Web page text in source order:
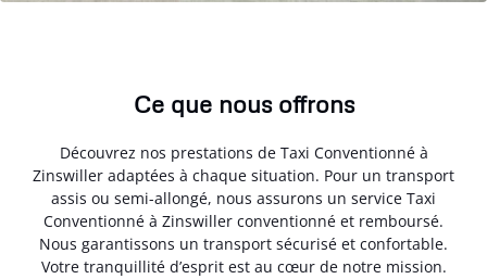
Ce que nous offrons
Découvrez nos prestations de Taxi Conventionné à
Zinswiller adaptées à chaque situation. Pour un transport
assis ou semi-allongé, nous assurons un service Taxi
Conventionné à Zinswiller conventionné et remboursé.
Nous garantissons un transport sécurisé et confortable.
Votre tranquillité d’esprit est au cœur de notre mission.